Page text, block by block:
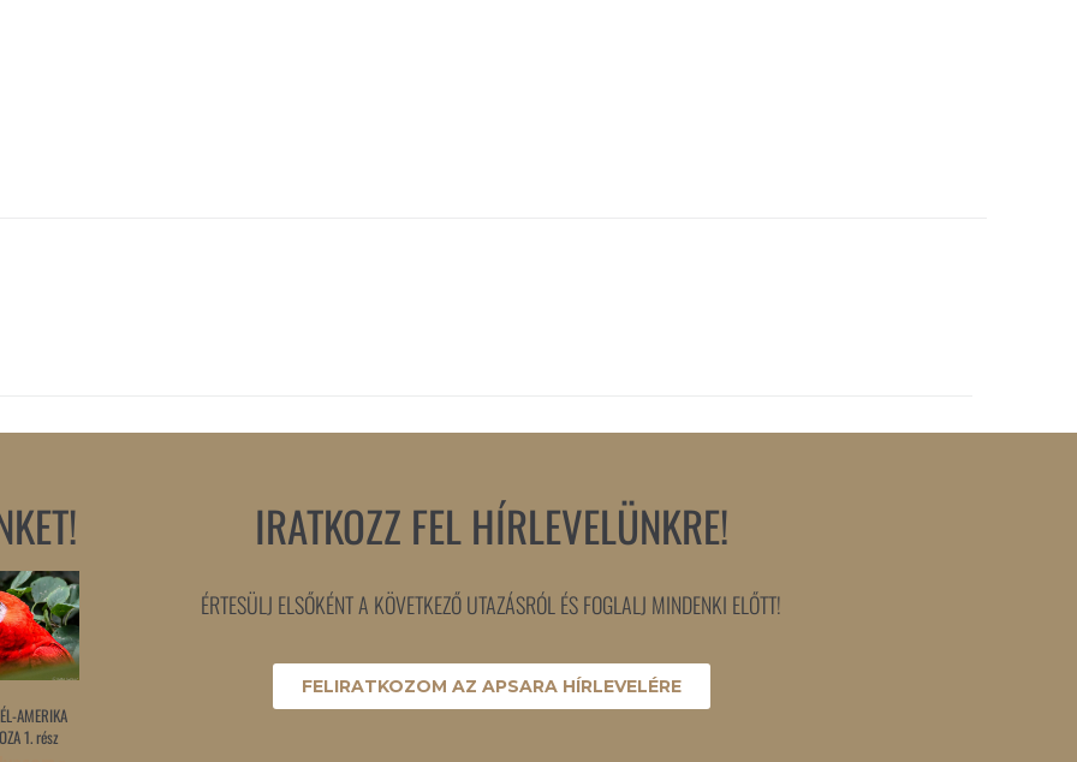
AMERIKA
1. rész
IRATKOZZ FEL HÍRLEVELÜNKRE!
ÉRTESÜLJ ELSŐKÉNT A KÖVETKEZŐ UTAZÁSRÓL ÉS FOGLALJ MINDENKI ELŐTT!
FELIRATKOZOM AZ APSARA HÍRLEVELÉRE